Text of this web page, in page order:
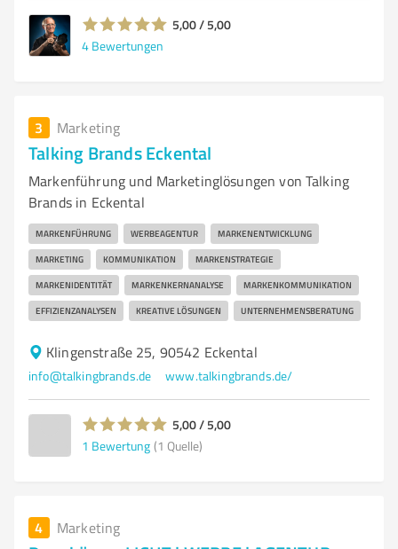
5,00 / 5,00
4 Bewertungen
3 Marketing
Talking Brands Eckental
Markenführung und Marketinglösungen von Talking
Brands in Eckental
MARKENFÜHRUNG WERBEAGENTUR MARKENENTWICKLUNG
MARKETING KOMMUNIKATION MARKENSTRATEGIE
MARKENIDENTITÄT MARKENKERNANALYSE MARKENKOMMUNIKATION
EFFIZIENZANALYSEN KREATIVE LÖSUNGEN UNTERNEHMENSBERATUNG
Klingenstraße 25, 90542 Eckental
info@talkingbrands.de www.talkingbrands.de/
5,00 / 5,00
1 Bewertung (1 Quelle)
4 Marketing